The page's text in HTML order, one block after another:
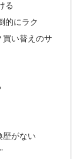
る
的にラク
買い替えのサ
がない